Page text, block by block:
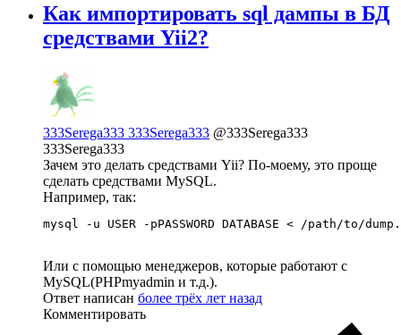
Как импортировать sql дампы в БД
средствами Yii2?
333Serega333 333Serega333 @333Serega333
333Serega333
Зачем это делать средствами Yii? По-моему, это проще
сделать средствами MySQL.
Например, так:
mysql -u USER -pPASSWORD DATABASE < /path/to/
Или с помощью менеджеров, которые работают с
MySQL(PHPmyadmin и т.д.).
Ответ написан более трёх лет назад
Комментировать